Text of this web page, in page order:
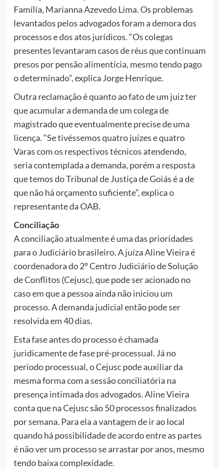
Família, Marianna Azevedo Lima. Os problemas
levantados pelos advogados foram a demora dos
processos e dos atos jurídicos. “Os colegas
presentes levantaram casos de réus que continuam
presos por pensão alimentícia, mesmo tendo pago
o determinado”, explica Jorge Henrique.
Outra reclamação é quanto ao fato de um juiz ter
que acumular a demanda de um colega de
magistrado que eventualmente precise de uma
licença. “Se tivéssemos quatro juízes e quatro
Varas com os respectivos técnicos atendendo,
seria contemplada a demanda, porém a resposta
que temos do Tribunal de Justiça de Goiás é a de
que não há orçamento suficiente”, explica o
representante da OAB.
Conciliação
A conciliação atualmente é uma das prioridades
para o Judiciário brasileiro. A juíza Aline Vieira é
coordenadora do 2º Centro Judiciário de Solução
de Conflitos (Cejusc), que pode ser acionado no
caso em que a pessoa ainda não iniciou um
processo. A demanda judicial então pode ser
resolvida em 40 dias.
Esta fase antes do processo é chamada
juridicamente de fase pré-processual. Já no
período processual, o Cejusc pode auxiliar da
mesma forma com a sessão conciliatória na
presença intimada dos advogados. Aline Vieira
conta que na Cejusc são 50 processos finalizados
por semana. Para ela a vantagem de ir ao local
quando há possibilidade de acordo entre as partes
é não ver um processo se arrastar por anos, mesmo
tendo baixa complexidade.